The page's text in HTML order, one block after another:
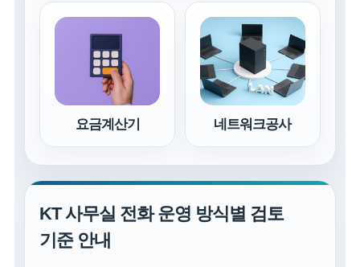
요금계산기 네트워크공사
KT 사무실 전화 운영 방식별 검토
기준 안내